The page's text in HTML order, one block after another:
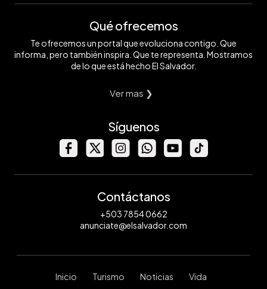
Qué ofrecemos
Te ofrecemos un portal que evoluciona contigo. Que
informa, pero también inspira. Que te representa. Mostramos
de lo que está hecho El Salvador.
Ver mas ❯
Síguenos
Contáctanos
+503 7854 0662
anunciate@elsalvador.com
Inicio Turismo Noticias Vida